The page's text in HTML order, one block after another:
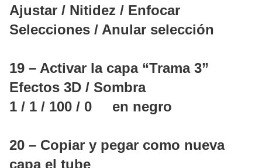
Ajustar / Nitidez / Enfocar
Selecciones / Anular selección
19 – Activar la capa “Trama 3”
Efectos 3D / Sombra
1 / 1 / 100 / 0 en negro
20 – Copiar y pegar como nueva
capa el tube